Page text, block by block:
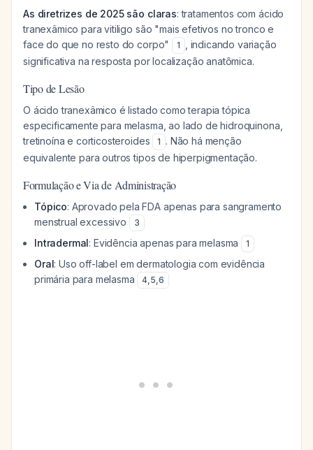
As diretrizes de 2025 são claras: tratamentos com ácido
tranexâmico para vitiligo são "mais efetivos no tronco e
face do que no resto do corpo"
1
, indicando variação
significativa na resposta por localização anatômica.
Tipo de Lesão
O ácido tranexâmico é listado como terapia tópica
especificamente para melasma, ao lado de hidroquinona,
tretinoína e corticosteroides
1 . Não há menção
equivalente para outros tipos de hiperpigmentação.
Formulação e Via de Administração
Tópico: Aprovado pela FDA apenas para sangramento
menstrual excessivo
3
Intradermal: Evidência apenas para melasma 1
Oral: Uso off-label em dermatologia com evidência
primária para melasma
4,5,6